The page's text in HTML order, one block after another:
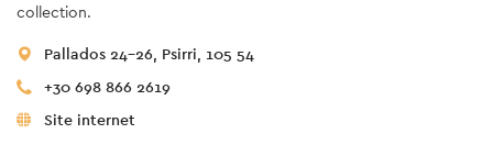
collection.
Pallados 24-26, Psirri, 105 54
+30 698 866 2619
Site internet